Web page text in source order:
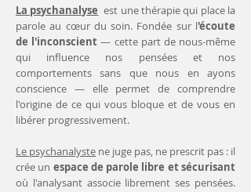
La psychanalyse est une thérapie qui place la
parole au cœur du soin. Fondée sur l'écoute
de l'inconscient— cette part de nous-même
qui influence nos pensées et nos
comportements sans que nous en ayons
conscience — elle permet de comprendre
l'origine de ce qui vous bloque et de vous en
libérer progressivement.
Le psychanalyste ne juge pas, ne prescrit pas : il
crée un espace de parole libre et sécurisant
où l'analysant associe librement ses pensées.